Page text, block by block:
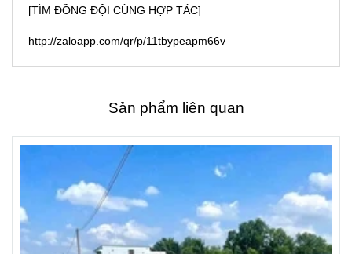
[TÌM ĐỒNG ĐỘI CÙNG HỢP TÁC]
http://zaloapp.com/qr/p/11tbypeapm66v
Sản phẩm liên quan